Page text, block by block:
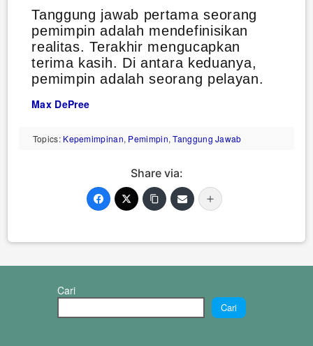
Tanggung jawab pertama seorang
pemimpin adalah mendefinisikan
realitas. Terakhir mengucapkan
terima kasih. Di antara keduanya,
pemimpin adalah seorang pelayan.
Max DePree
Topics: Kepemimpinan, Pemimpin,Tanggung Jawab
Share via:
Cari
Cari